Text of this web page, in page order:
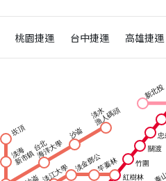
桃園捷運 台中捷運 高雄捷運